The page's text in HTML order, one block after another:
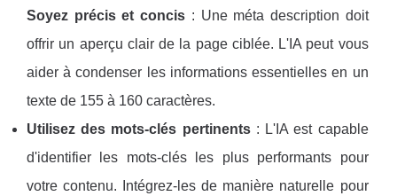
Soyez précis et concis : Une méta description doit
offrir un aperçu clair de la page ciblée. L'IA peut vous
aider à condenser les informations essentielles en un
texte de 155 à 160 caractères.
Utilisez des mots-clés pertinents: L'IA est capable
d'identifier les mots-clés les plus performants pour
votre contenu. Intégrez-les de manière naturelle pour